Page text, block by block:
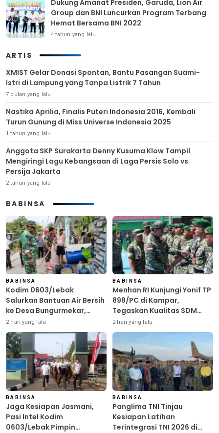
Dukung Amanat Presiden, Garuda, Lion Air
Group dan BNI Luncurkan Program Terbang
Hemat Bersama BNI 2022
4 tahun yang lalu
ARTIS
XMIST Gelar Donasi Spontan, Bantu Pasangan Suami-
Istri di Lampung yang Tanpa Listrik 7 Tahun
7 bulan yang lalu
Nastika Aprilia, Finalis Puteri Indonesia 2016, Kembali
Turun Gunung di Miss Universe Indonesia 2025
1 tahun yang lalu
Anggota SKP Surakarta Denny Kusuma Klow Tampil
Mengiringi Lagu Kebangsaan di Laga Persis Solo vs
Persija Jakarta
2 tahun yang lalu
BABINSA
BABINSA
Kodim 0603/Lebak
Salurkan Bantuan Air Bersih
ke Desa Bungurmekar,
Ringankan Beban Warga
Terdampak Kemarau
2 hari yang lalu
BABINSA
Menhan RI Kunjungi Yonif TP
898/PC di Kampar,
Tegaskan Kualitas SDM
Kunci Kekuatan TNI
2 hari yang lalu
BABINSA
Jaga Kesiapan Jasmani,
Pasi Intel Kodim
0603/Lebak Pimpin
BABINSA
Panglima TNI Tinjau
Kesiapan Latihan
Terintegrasi TNI 2026 di